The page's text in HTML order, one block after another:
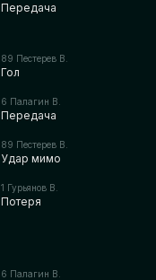
Передача
89 Пестерев В.
Гол
6 Палагин В.
Передача
89 Пестерев В.
Удар мимо
1 Гурьянов В.
Потеря
6 Палагин В.